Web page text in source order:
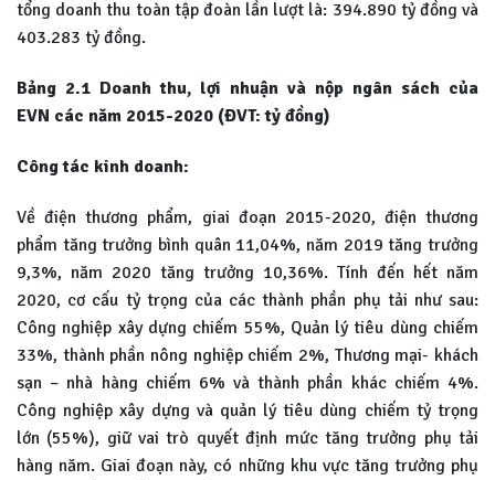
tổng doanh thu toàn tập đoàn lần lượt là: 394.890 tỷ đồng và
403.283 tỷ đồng.
Bảng 2.1 Doanh thu, lợi nhuận và nộp ngân sách của
EVN các năm 2015-2020 (ĐVT: tỷ đồng)
Công tác kinh doanh:
Về điện thương phẩm, giai đoạn 2015-2020, điện thương
phẩm tăng trưởng bình quân 11,04%, năm 2019 tăng trưởng
9,3%, năm 2020 tăng trưởng 10,36%. Tính đến hết năm
2020, cơ cấu tỷ trọng của các thành phần phụ tải như sau:
Công nghiệp xây dựng chiếm 55%, Quản lý tiêu dùng chiếm
33%, thành phần nông nghiệp chiếm 2%, Thương mại- khách
sạn – nhà hàng chiếm 6% và thành phần khác chiếm 4%.
Công nghiệp xây dựng và quản lý tiêu dùng chiếm tỷ trọng
lớn (55%), giữ vai trò quyết định mức tăng trưởng phụ tải
hàng năm. Giai đoạn này, có những khu vực tăng trưởng phụ